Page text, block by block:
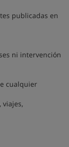
publicadas en
ni intervención
cualquier
viajes,